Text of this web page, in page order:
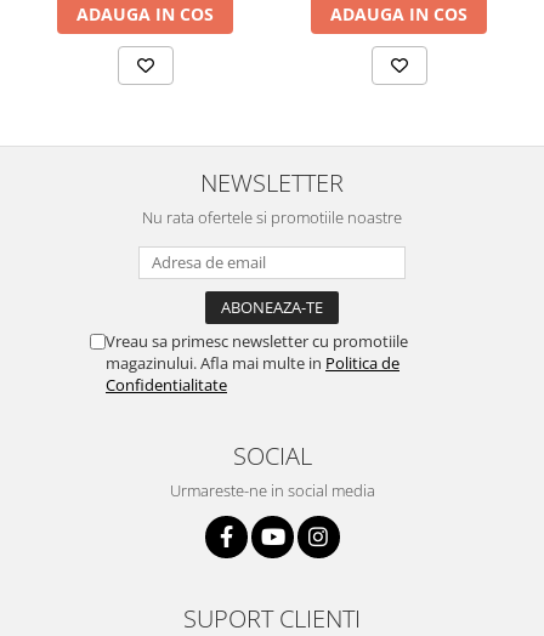
ADAUGA IN COS ADAUGA IN COS
NEWSLETTER
Nu rata ofertele si promotiile noastre
Vreau sa primesc newsletter cu promotiile
magazinului. Afla mai multe in Politica de
Confidentialitate
SOCIAL
Urmareste-ne in social media
SUPORT CLIENTI